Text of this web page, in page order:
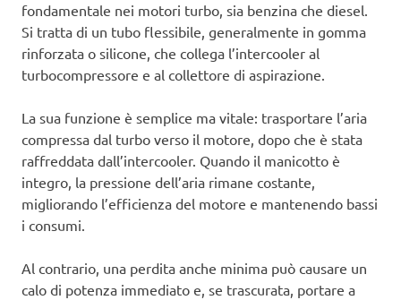
fondamentale nei motori turbo, sia benzina che diesel.
Si tratta di un tubo flessibile, generalmente in gomma
rinforzata o silicone, che collega l’intercooler al
turbocompressore e al collettore di aspirazione.
La sua funzione è semplice ma vitale: trasportare l’aria
compressa dal turbo verso il motore, dopo che è stata
raffreddata dall’intercooler. Quando il manicotto è
integro, la pressione dell’aria rimane costante,
migliorando l’efficienza del motore e mantenendo bassi
i consumi.
Al contrario, una perdita anche minima può causare un
calo di potenza immediato e, se trascurata, portare a